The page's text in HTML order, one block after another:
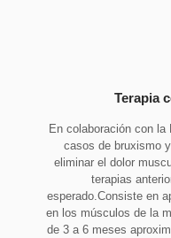
Terapia
En colaboración con
casos de bruxismo
eliminar el dolor
terapias
esperado.Consiste en
en los músculos de la
de 3 a 6 meses